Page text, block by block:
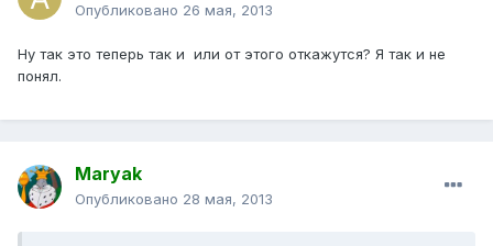
Опубликовано 26 мая, 2013
Ну так это теперь так и или от этого откажутся? Я так и не
понял.
Maryak
Опубликовано 28 мая, 2013